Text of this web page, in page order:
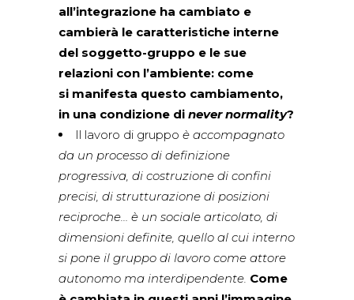
all’integrazione ha cambiato e
cambierà le caratteristiche interne
del soggetto-gruppo e le sue
relazioni con l’ambiente: come
si manifesta questo cambiamento,
in una condizione di never normality?
Il lavoro di gruppo è accompagnato
da un processo di definizione
progressiva, di costruzione di confini
precisi, di strutturazione di posizioni
reciproche… è un sociale articolato, di
dimensioni definite, quello al cui interno
si pone il gruppo di lavoro come attore
autonomo ma interdipendente. Come